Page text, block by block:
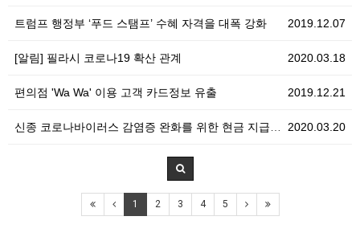
2019.12.07
트럼프 행정부 ‘푸드 스탬프’ 수혜 자격을 대폭 강화
2020.03.18
[알림] 필라시 코로나19 확산 관계
2019.12.21
편의점 'Wa Wa' 이용 고객 카드정보 유출
2020.03.20
신종 코로나바이러스 감염증 완화를 위한 현금 지급 계획
1 2 3 4 5